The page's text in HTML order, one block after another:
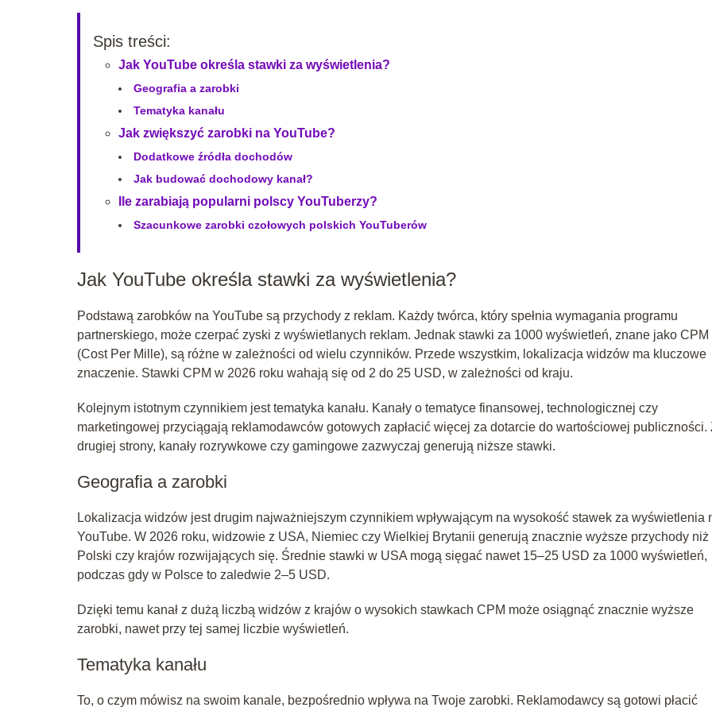
Spis treści:
Jak YouTube określa stawki za wyświetlenia?
Geografia a zarobki
Tematyka kanału
Jak zwiększyć zarobki na YouTube?
Dodatkowe źródła dochodów
Jak budować dochodowy kanał?
Ile zarabiają popularni polscy YouTuberzy?
Szacunkowe zarobki czołowych polskich YouTuberów
Jak YouTube określa stawki za wyświetlenia?
Podstawą zarobków na YouTube są przychody z reklam. Każdy twórca, który spełnia wymagania programu
partnerskiego, może czerpać zyski z wyświetlanych reklam. Jednak stawki za 1000 wyświetleń, znane jako CPM
(Cost Per Mille), są różne w zależności od wielu czynników. Przede wszystkim, lokalizacja widzów ma kluczowe
znaczenie. Stawki CPM w 2026 roku wahają się od 2 do 25 USD, w zależności od kraju.
Kolejnym istotnym czynnikiem jest tematyka kanału. Kanały o tematyce finansowej, technologicznej czy
marketingowej przyciągają reklamodawców gotowych zapłacić więcej za dotarcie do wartościowej publiczności.
drugiej strony, kanały rozrywkowe czy gamingowe zazwyczaj generują niższe stawki.
Geografia a zarobki
Lokalizacja widzów jest drugim najważniejszym czynnikiem wpływającym na wysokość stawek za wyświetlenia
YouTube. W 2026 roku, widzowie z USA, Niemiec czy Wielkiej Brytanii generują znacznie wyższe przychody niż
Polski czy krajów rozwijających się. Średnie stawki w USA mogą sięgać nawet 15–25 USD za 1000 wyświetleń,
podczas gdy w Polsce to zaledwie 2–5 USD.
Dzięki temu kanał z dużą liczbą widzów z krajów o wysokich stawkach CPM może osiągnąć znacznie wyższe
zarobki, nawet przy tej samej liczbie wyświetleń.
Tematyka kanału
To, o czym mówisz na swoim kanale, bezpośrednio wpływa na Twoje zarobki. Reklamodawcy są gotowi płacić